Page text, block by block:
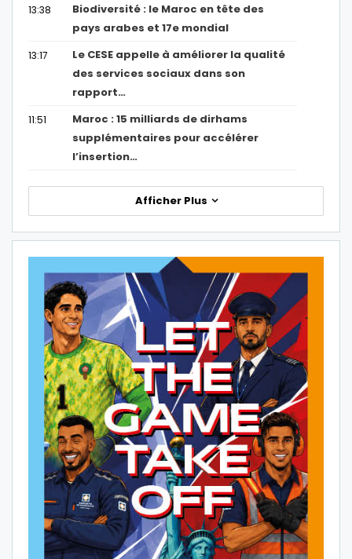
13:38
Biodiversité : le Maroc en tête des
pays arabes et 17e mondial
13:17
Le CESE appelle à améliorer la qualité
des services sociaux dans son
rapport…
11:51
Maroc : 15 milliards de dirhams
supplémentaires pour accélérer
l’insertion…
Afficher Plus